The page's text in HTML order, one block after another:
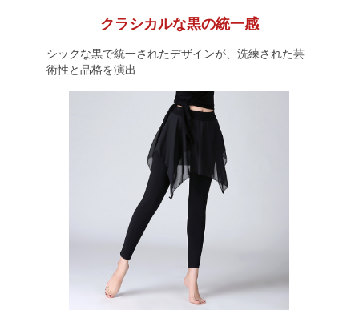
クラシカルな黒の統一感
シックな黒で統一されたデザインが、洗練された芸
術性と品格を演出